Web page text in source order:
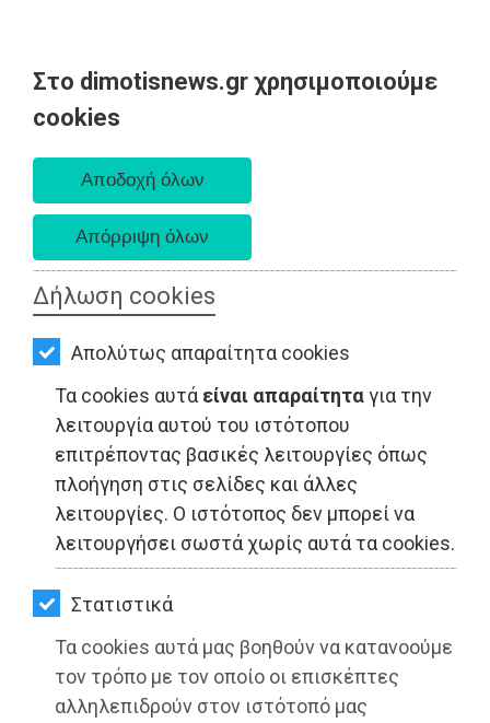
Στο dimotisnews.gr χρησιμοποιούμε
cookies
Δήλωση cookies
Απολύτως απαραίτητα cookies
Τα cookies αυτά είναι απαραίτηταγια την
λειτουργία αυτού του ιστότοπου
επιτρέποντας βασικές λειτουργίες όπως
πλοήγηση στις σελίδες και άλλες
λειτουργίες. Ο ιστότοπος δεν μπορεί να
λειτουργήσει σωστά χωρίς αυτά τα cookies.
Στατιστικά
Τα cookies αυτά μας βοηθούν να κατανοούμε
τον τρόπο με τον οποίο οι επισκέπτες
αλληλεπιδρούν στον ιστότοπό μας
AΡΧΙΚΗ
ΕΙΔΗΣΕΙΣ
ΠΟΛΙΤΙΚΗ
ΤΟΠΙΚΗ
ΑΥΤΟΔΙΟΙΚΗΣΗ
ΟΙΚΟΝΟΜΙΑ
ΑΘΛΗΤΙΣΜΟΣ
ΠΟΛΙΤΙΣΜΟΣ
ΣΠΙΤΙ-
ΚΗΠΟΣ
ΥΓΕΙΑ
LIFESTYLE
ΤΑΞΙΔΙΑ
ΕΞΟΔΟΣ
ΤΟΠΙΚΗ ΑΥΤΟΔΙΟΙΚΗΣΗ - Μαραθώνας